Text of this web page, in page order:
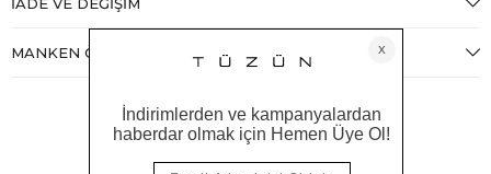
İADE VE DEĞIŞIM
MANKEN ÖLÇÜLERI
Benzer Ürünler